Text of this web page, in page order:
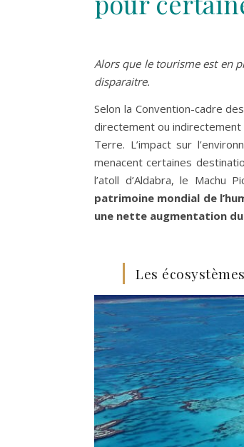
Alors que le tourisme est en
disparaitre.
Selon la Convention-cadre
directement ou indirectement
Terre. L’impact sur
menacent certaines
l’atoll d’Aldabra, le Machu
patrimoine mondial de
une nette augmentation
Les